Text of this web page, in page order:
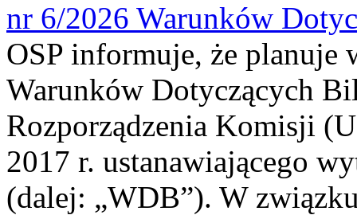
nr 6/2026 Warunków
OSP informuje, że planuje
Warunków Dotyczących
Rozporządzenia Komisji
2017 r. ustanawiającego
(dalej: „WDB”). W